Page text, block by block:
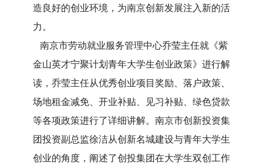
造良好的创业环境，为南京创新发展注入新的活
力。
南京市劳动就业服务管理中心乔莹主任就《紫
金山英才宁聚计划青年大学生创业政策》进行解
读，乔莹主任从优秀创业项目奖励、落户政策、
场地租金减免、开业补贴、见习补贴、绿色贷款
等各项政策进行了详细讲解。南京市创新投资集
团投资副总监徐洁从创新名城建设与青年大学生
创业的角度，阐述了创投集团在大学生双创工作